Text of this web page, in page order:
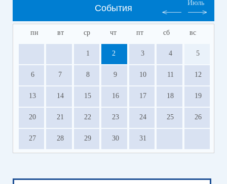
События
Июль
пн вт ср чт пт сб вс
1 2 3 4 5
6 7 8 9 10 11 12
13 14 15 16 17 18 19
20 21 22 23 24 25 26
27 28 29 30 31